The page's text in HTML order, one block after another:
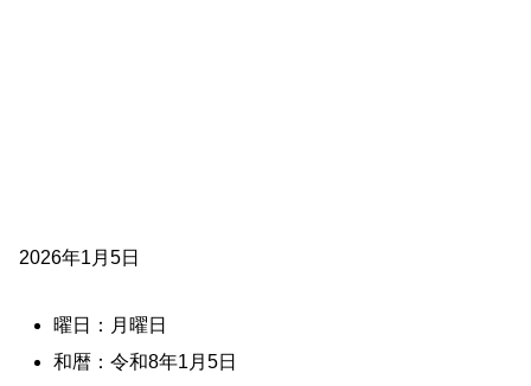
2026年1月5日
曜日：月曜日
和暦：令和8年1月5日